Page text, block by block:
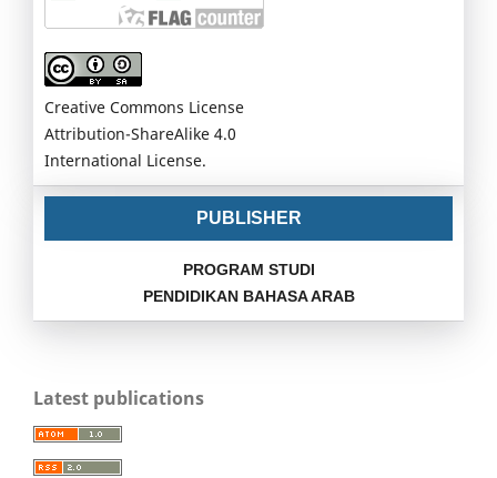
Creative Commons License
Attribution-ShareAlike 4.0
International License.
PUBLISHER
PROGRAM STUDI
PENDIDIKAN BAHASA ARAB
Latest publications